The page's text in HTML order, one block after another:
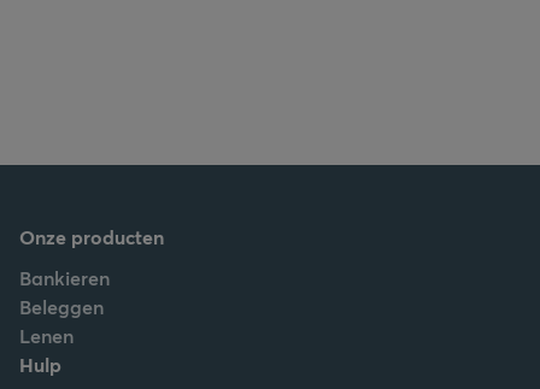
Onze producten
Bankieren
Beleggen
Lenen
Hulp